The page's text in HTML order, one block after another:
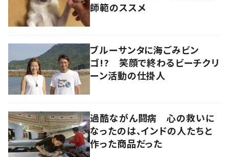
師範のススメ
ブルーサンタに海ごみビン
ゴ!? 笑顔で終わるビーチクリ
ーン活動の仕掛人
過酷ながん闘病 心の救いに
なったのは、インドの人たちと
作った商品だった